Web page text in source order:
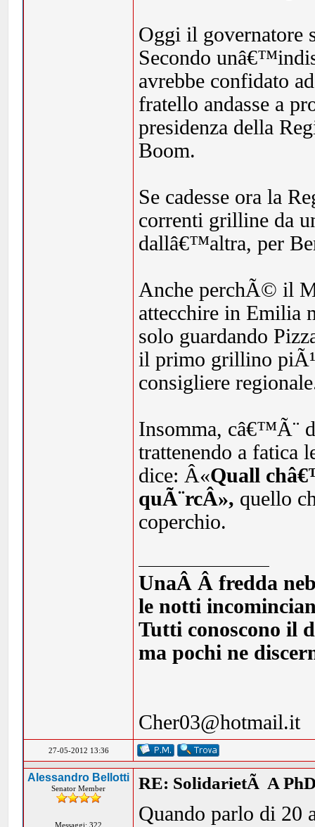
Oggi il governatore
Secondo
avrebbe confidato
fratello andasse a
presidenza della
Boom.
Se cadesse ora la
correnti grilline da
dallâ€™altra, per
Anche perchÃ© il
attecchire in Emilia
solo guardando
il primo grillino
consigliere
Insomma, câ€™Ã¨
trattenendo a fatica
dice: Â«Quall
quÃ¨rcÂ», quello
coperchio.
UnaÂ Â fredda
le notti
Tutti conoscono il
ma pochi ne
Cher03@hotmail.it
27-05-2012 13:36
Alessandro Bellotti
Senator Member
Messaggi: 322
RE: SolidarietÃ A
Quando parlo di 20